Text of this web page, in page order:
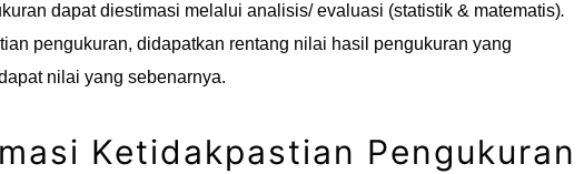
dapat diestimasi melalui analisis/ evaluasi (statistik & matematis).
pengukuran, didapatkan rentang nilai hasil pengukuran yang
nilai yang sebenarnya.
Ketidakpastian Pengukuran